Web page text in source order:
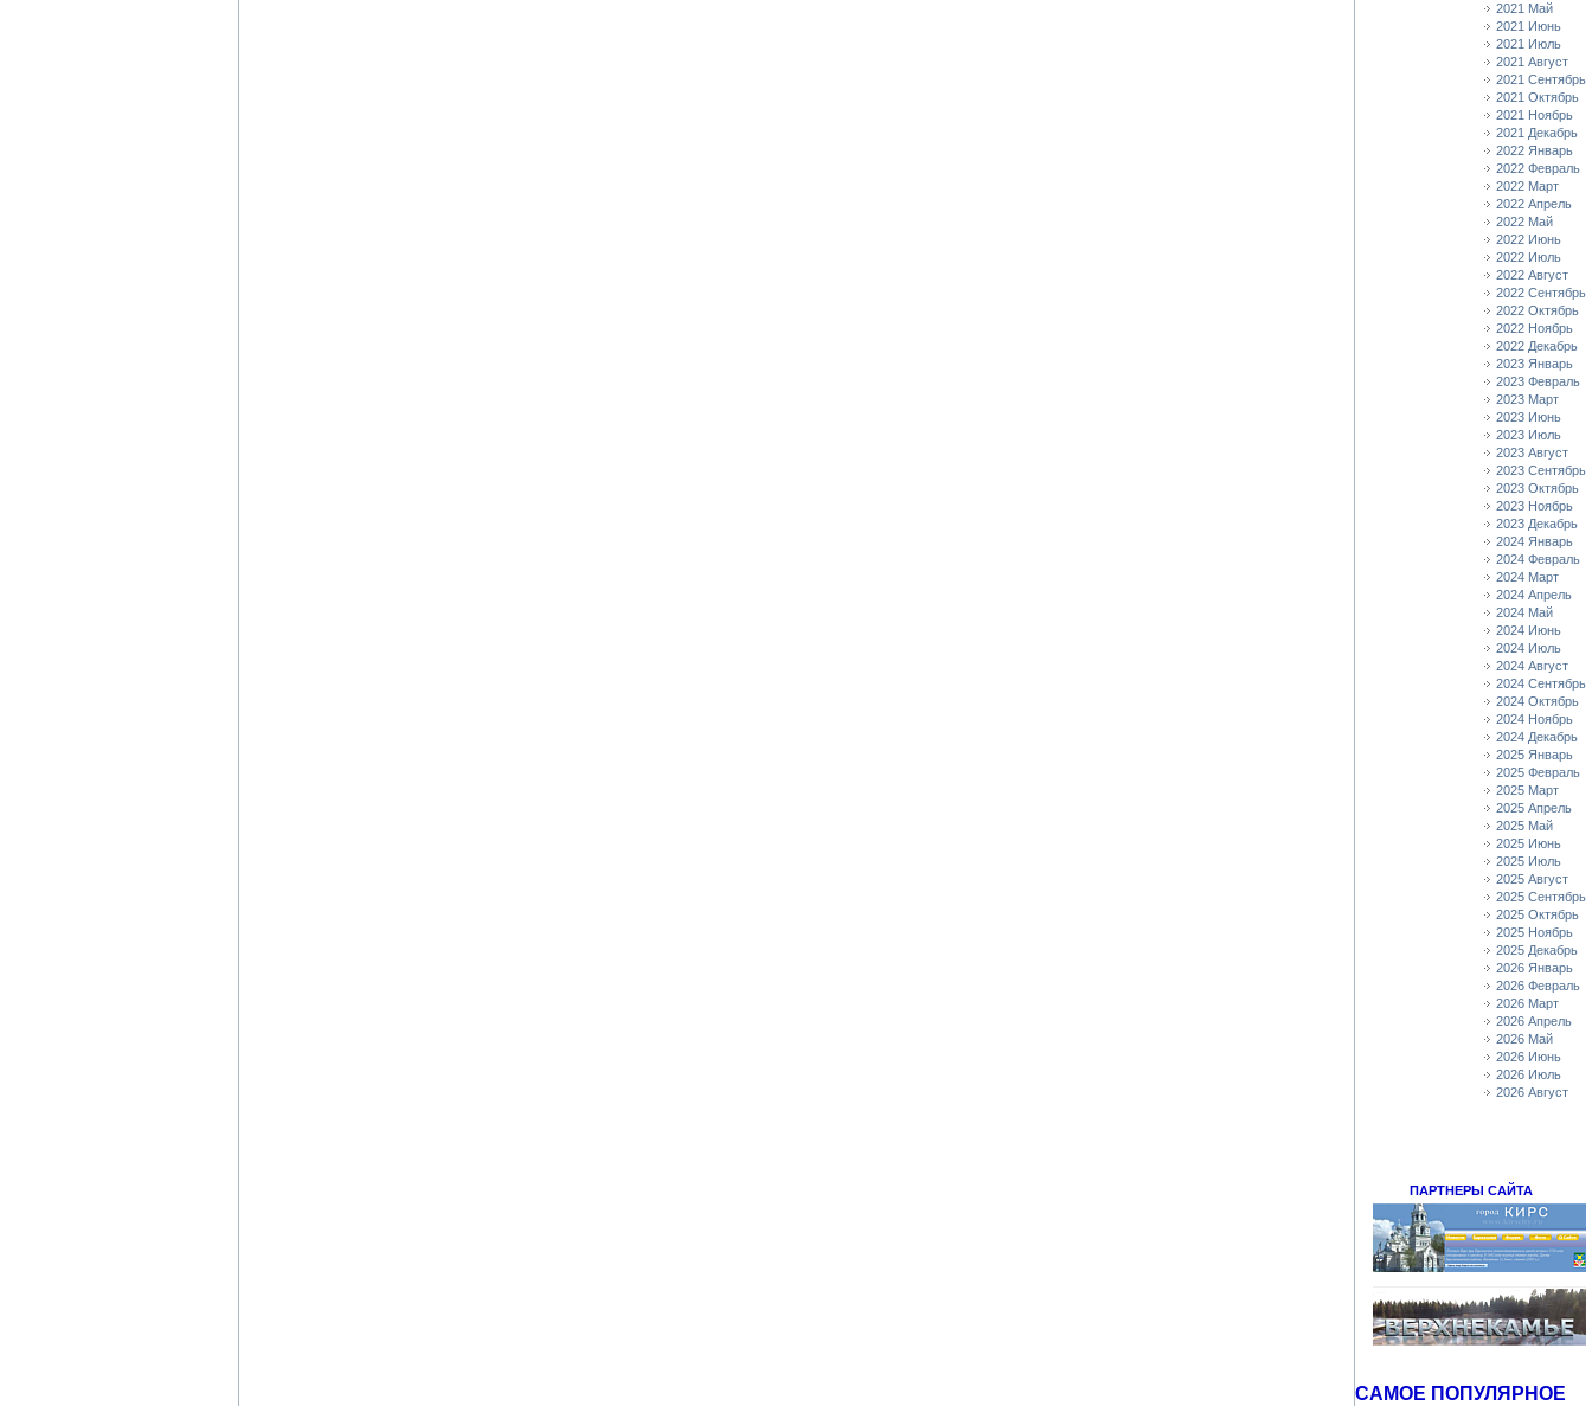
2021 Май
2021 Июнь
2021 Июль
2021 Август
2021 Сентябрь
2021 Октябрь
2021 Ноябрь
2021 Декабрь
2022 Январь
2022 Февраль
2022 Март
2022 Апрель
2022 Май
2022 Июнь
2022 Июль
2022 Август
2022 Сентябрь
2022 Октябрь
2022 Ноябрь
2022 Декабрь
2023 Январь
2023 Февраль
2023 Март
2023 Июнь
2023 Июль
2023 Август
2023 Сентябрь
2023 Октябрь
2023 Ноябрь
2023 Декабрь
2024 Январь
2024 Февраль
2024 Март
2024 Апрель
2024 Май
2024 Июнь
2024 Июль
2024 Август
2024 Сентябрь
2024 Октябрь
2024 Ноябрь
2024 Декабрь
2025 Январь
2025 Февраль
2025 Март
2025 Апрель
2025 Май
2025 Июнь
2025 Июль
2025 Август
2025 Сентябрь
2025 Октябрь
2025 Ноябрь
2025 Декабрь
2026 Январь
2026 Февраль
2026 Март
2026 Апрель
2026 Май
2026 Июнь
2026 Июль
2026 Август
ПАРТНЕРЫ САЙТА
САМОЕ ПОПУЛЯРНОЕ